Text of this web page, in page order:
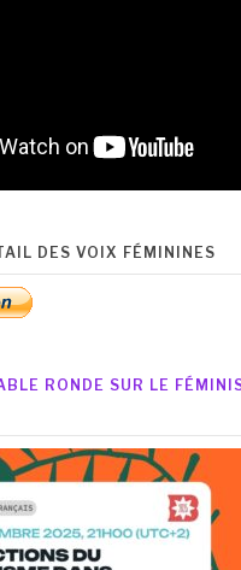
DES VOIX FÉMININES
RONDE SUR LE